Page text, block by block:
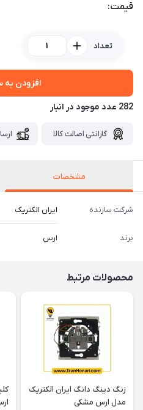
قیمت:
تعداد
افزودن به
282 عدد موجود در انبار
گارانتی اصالت کالا
مشخصات
شرکت سازنده ایران الکتریک
برند ارس
محصولات مرتبط
زنگ دینگ دانگ ایران الکتریک
مدل ارس مشکی